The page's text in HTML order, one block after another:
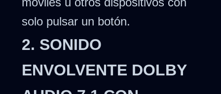
solo pulsar un botón.
2. SONIDO
ENVOLVENTE DOLBY